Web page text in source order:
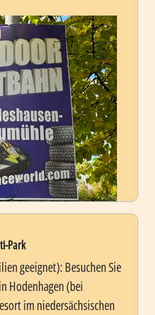
Park
geeignet): Besuchen Sie
Hodenhagen (bei
im niedersächsischen